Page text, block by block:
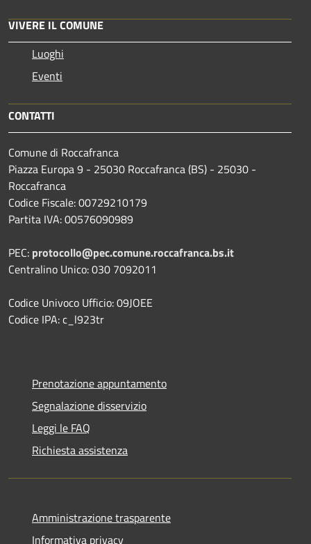
VIVERE IL COMUNE
Luoghi
Eventi
CONTATTI
Comune di Roccafranca
Piazza Europa 9 - 25030 Roccafranca (BS) - 25030 -
Roccafranca
Codice Fiscale: 00729210179
Partita IVA: 00576090989
PEC: protocollo@pec.comune.roccafranca.bs.it
Centralino Unico: 030 7092011
Codice Univoco Ufficio: 09JOEE
Codice IPA: c_l923tr
Prenotazione appuntamento
Segnalazione disservizio
Leggi le FAQ
Richiesta assistenza
Amministrazione trasparente
Informativa privacy